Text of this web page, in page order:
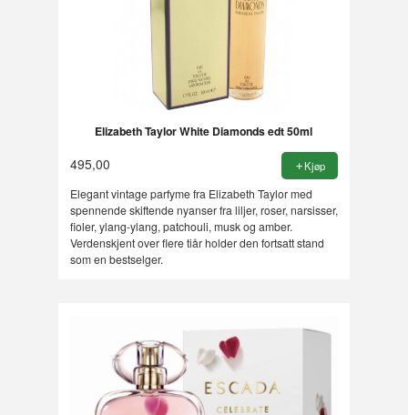
Elizabeth Taylor White Diamonds edt 50ml
495,00 Kjøp
Elegant vintage parfyme fra Elizabeth Taylor med
spennende skiftende nyanser fra liljer, roser, narsisser,
fioler, ylang-ylang, patchouli, musk og amber.
Verdenskjent over flere tiår holder den fortsatt stand
som en bestselger.